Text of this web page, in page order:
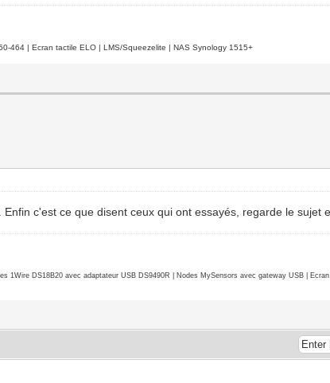
464 | Ecran tactile ELO | LMS/Squeezelite | NAS Synology 1515+
c'est ce que disent ceux qui ont essayés, regarde le sujet
1Wire DS18B20 avec adaptateur USB DS9490R | Nodes MySensors avec gateway USB |